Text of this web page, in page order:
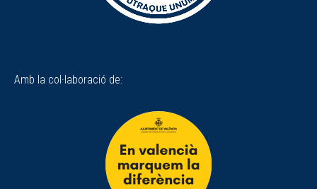
Amb la col·laboració de: